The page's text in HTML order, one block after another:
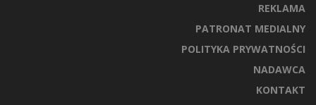
REKLAMA
PATRONAT MEDIALNY
POLITYKA PRYWATNOŚCI
NADAWCA
KONTAKT